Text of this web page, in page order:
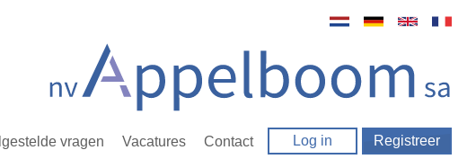
vragen Vacatures Contact Log in Registreer